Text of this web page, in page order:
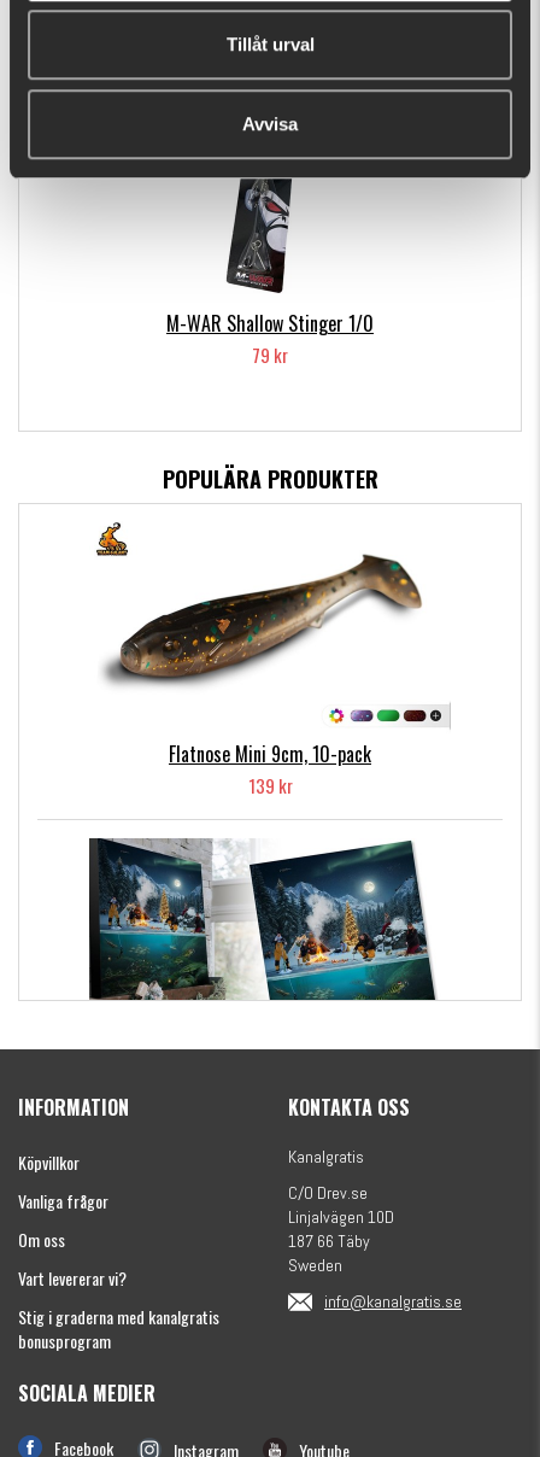
Tillåt urval
Avvisa
DU TITTADE NYLIGEN PÅ
M-WAR Shallow Stinger 1/0
79 kr
POPULÄRA PRODUKTER
Flatnose Mini 9cm, 10-pack
139 kr
(julkalender)
INFORMATION
Köpvillkor
Vanliga frågor
Om oss
Vart levererar vi?
Stig i graderna med kanalgratis
bonusprogram
KONTAKTA OSS
Kanalgratis
C/O Drev.se
Linjalvägen 10D
187 66 Täby
Sweden
info@kanalgratis.se
SOCIALA MEDIER
Facebook Instagram Youtube